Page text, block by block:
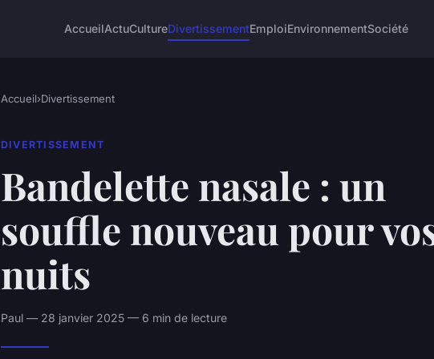
AccueilActuCultureDivertissementEmploiEnvironnementSociété
Accueil›Divertissement
DIVERTISSEMENT
Bandelette nasale : un
souffle nouveau pour
nuits
Paul — 28 janvier 2025 — 6 min de lecture